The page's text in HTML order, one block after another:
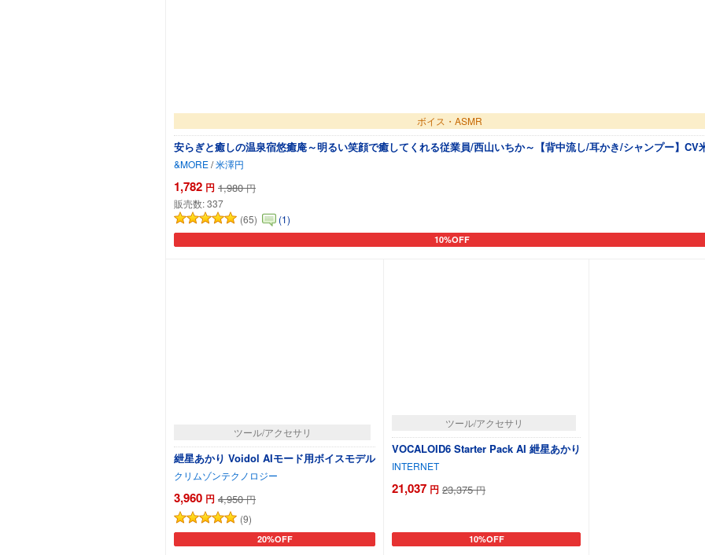
ボイス・ASMR
安らぎと癒しの温泉宿悠癒庵～明るい笑顔で癒してくれる従業員/西山いちか～【背中流し/耳かき/シャンプー】CV
&MORE/米澤円
1,782 円 1,980 円
販売数:337
(65)
(1)
10%OFF
カートに追加
ツール/アクセサリ
紲星あかり Voidol AIモード用ボイスモデル
クリムゾンテクノロジー
3,960 円 4,950 円
(9)
20%OFF
カートに追加
ツール/アクセサリ
VOCALOID6 Starter Pack AI 紲星あかり
INTERNET
21,037 円 23,375 円
10%OFF
カートに追加